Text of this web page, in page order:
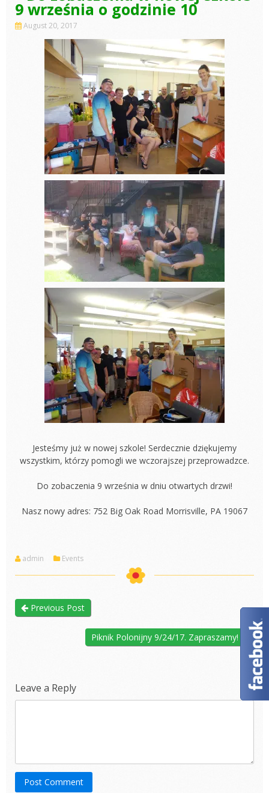
9 września o godzinie 10
August 20, 2017
Jesteśmy już w nowej szkole! Serdecznie dziękujemy
wszystkim, którzy pomogli we wczorajszej przeprowadzce.
Do zobaczenia 9 września w dniu otwartych drzwi!
Nasz nowy adres: 752 Big Oak Road Morrisville, PA 19067
admin Events
Previous Post
Piknik Polonijny 9/24/17. Zapraszamy!
Leave a Reply
Post Comment